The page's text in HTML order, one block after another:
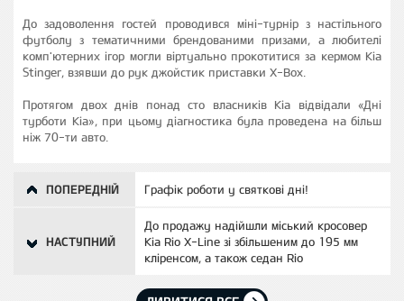
До задоволення гостей проводився міні-турнір з настільного
футболу з тематичними брендованими призами, а любителі
комп'ютерних ігор могли віртуально прокотитися за кермом Kia
Stinger, взявши до рук джойстик приставки X-Box.
Протягом двох днів понад сто власників Kia відвідали «Дні
турботи Kia», при цьому діагностика була проведена на більш
ніж 70-ти авто.
ПОПЕРЕДНІЙ Графік роботи у святкові дні!
НАСТУПНИЙ
До продажу надійшли міський кросовер
Kia Rio X-Line зі збільшеним до 195 мм
кліренсом, а також седан Rio